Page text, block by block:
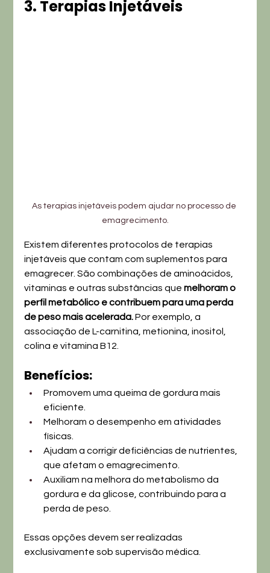
3. Terapias Injetáveis
As terapias injetáveis podem ajudar no processo de
emagrecimento.
Existem diferentes protocolos de terapias
injetáveis que contam com suplementos para
emagrecer. São combinações de aminoácidos,
vitaminas e outras substâncias que melhoram o
perfil metabólico e contribuem para uma perda
de peso mais acelerada. Por exemplo, a
associação de L-carnitina, metionina, inositol,
colina e vitamina B12.
Benefícios:
Promovem uma queima de gordura mais
eficiente.
Melhoram o desempenho em atividades
físicas.
Ajudam a corrigir deficiências de nutrientes,
que afetam o emagrecimento.
Auxiliam na melhora do metabolismo da
gordura e da glicose, contribuindo para a
perda de peso.
Essas opções devem ser realizadas
exclusivamente sob supervisão médica.